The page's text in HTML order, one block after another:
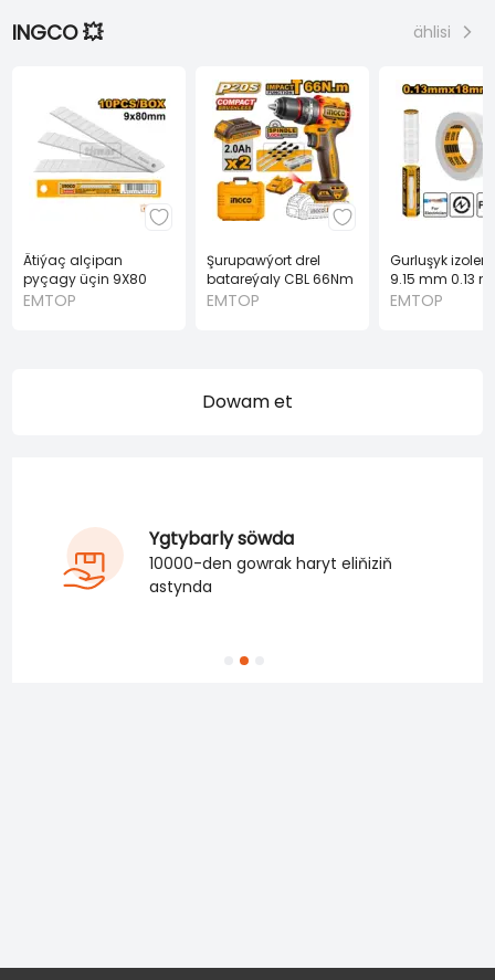
INGCO 💥 ählisi
Ätiýaç alçipan
pyçagy üçin 9X80
mm 10 sany (INGCO)
EMTOP
Şurupawýort drel
batareýaly CBL 66Nm
2.0Ah 2PES A20V
EMTOP
Gurluşyk
9.15 mm 0.13
(INGCO)
EMTOP
Dowam et
Ygtybarly söwda
10000-den gowrak haryt eliňiziň
astynda